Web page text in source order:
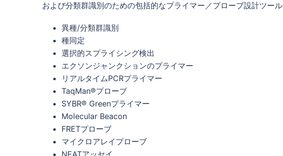
および分類群識別のための包括的なプライマー／プローブ設計ツール
異種/分類群識別
種同定
選択的スプライシング検出
エクソンジャンクションのプライマー
リアルタイムPCRプライマー
TaqMan®プローブ
SYBR® Greenプライマー
Molecular Beacon
FRETプローブ
マイクロアレイプローブ
NEATアッセイ